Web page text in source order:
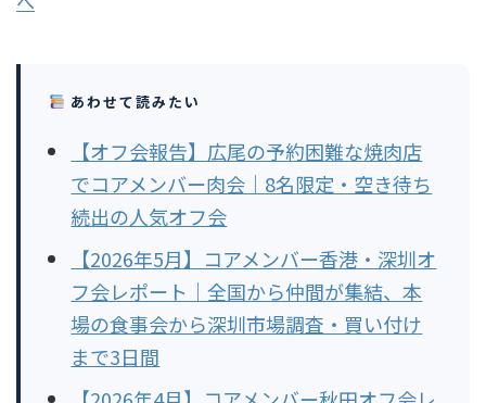
あわせて読みたい
【オフ会報告】広尾の予約困難な焼肉店
でコアメンバー肉会｜8名限定・空き待ち
続出の人気オフ会
【2026年5月】コアメンバー香港・深圳オ
フ会レポート｜全国から仲間が集結、本
場の食事会から深圳市場調査・買い付け
まで3日間